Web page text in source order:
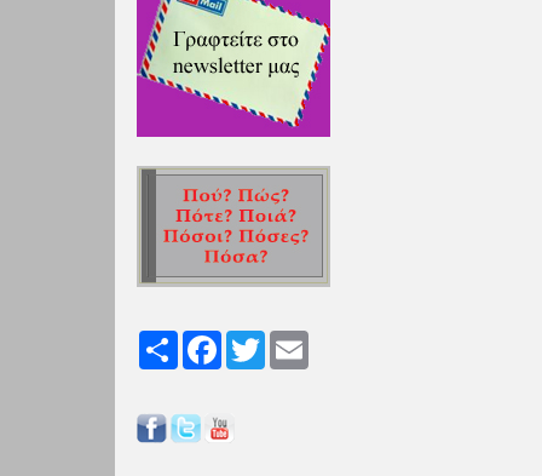
Share FacebookTwitter